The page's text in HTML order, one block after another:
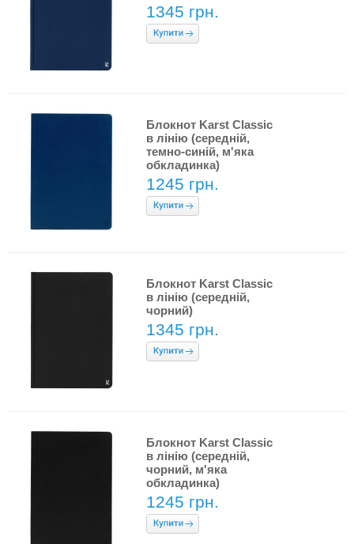
1345 грн.
Блокнот Karst Classic
в лінію (середній,
темно-синій, м'яка
обкладинка)
1245 грн.
Блокнот Karst Classic
в лінію (середній,
чорний)
1345 грн.
Блокнот Karst Classic
в лінію (середній,
чорний, м'яка
обкладинка)
1245 грн.